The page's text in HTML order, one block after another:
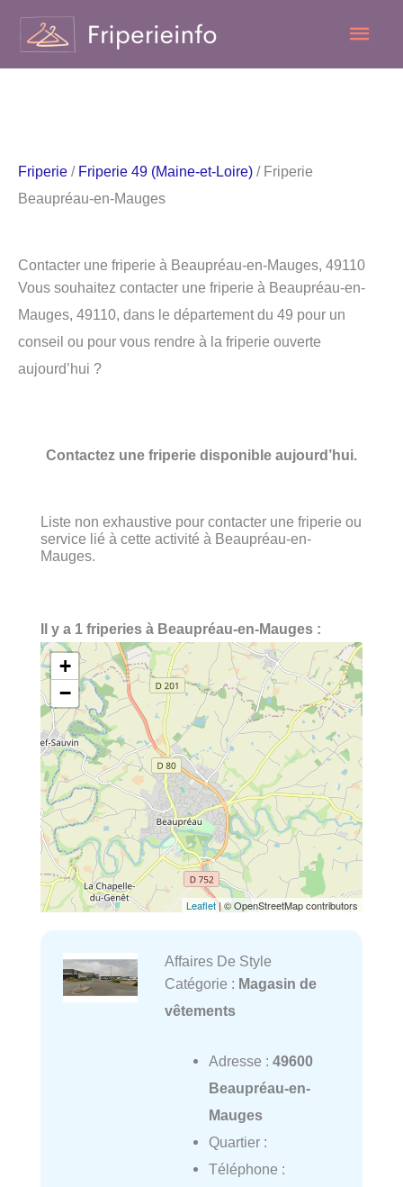
contenu
Friperie / Friperie 49 (Maine-et-Loire) / Friperie
Beaupréau-en-Mauges
Contacter une friperie à Beaupréau-en-Mauges, 49110
Vous souhaitez contacter une friperie à Beaupréau-en-
Mauges, 49110, dans le département du 49 pour un
conseil ou pour vous rendre à la friperie ouverte
aujourd’hui ?
Contactez une friperie disponible aujourd’hui.
Liste non exhaustive pour contacter une friperie ou
service lié à cette activité à Beaupréau-en-
Mauges.
Il y a 1 friperies à Beaupréau-en-Mauges :
+
−
Leaflet| © OpenStreetMap contributors
Affaires De Style
Catégorie : Magasin de
vêtements
Adresse : 49600
Beaupréau-en-
Mauges
Quartier :
Téléphone :